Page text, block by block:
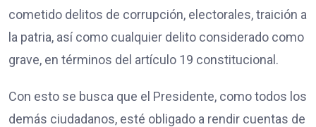
cometido delitos de corrupción, electorales, traición a
la patria, así como cualquier delito considerado como
grave, en términos del artículo 19 constitucional.
Con esto se busca que el Presidente, como todos los
demás ciudadanos, esté obligado a rendir cuentas de